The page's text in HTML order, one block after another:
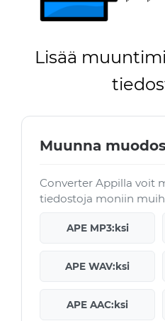
Lisää
Muunna
Converter Appilla voit
tiedostoja moniin
APE MP3:ksi
APE WAV:ksi
APE AAC:ksi